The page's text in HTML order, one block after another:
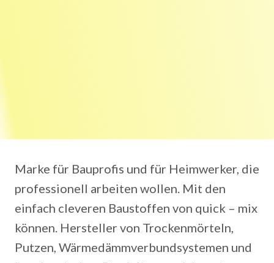
Marke für Bauprofis und für Heimwerker, die
professionell arbeiten wollen. Mit den
einfach cleveren Baustoffen von quick – mix
können. Hersteller von Trockenmörteln,
Putzen, Wärmedämmverbundsystemen und